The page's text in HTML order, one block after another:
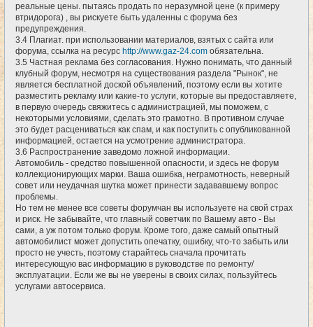
реальные цены. пытаясь продать по неразумной цене (к примеру
втридорога) , вы рискуете быть удаленны с форума без
предупреждения.
3.4 Плагиат. при использовании материалов, взятых с сайта или
форума, ссылка на ресурс http://www.gaz-24.com обязательна.
3.5 Частная реклама без согласования. Нужно понимать, что данный
клубный форум, несмотря на существования раздела "Рынок", не
является бесплатной доской объявлений, поэтому если вы хотите
разместить рекламу или какие-то услуги, которые вы предоставляете,
в первую очередь свяжитесь с администрацией, мы поможем, с
некоторыми условиями, сделать это грамотно. В противном случае
это будет расцениваться как спам, и как поступить с опубликованной
информацией, остается на усмотрение администратора.
3.6 Распространение заведомо ложной информации.
Автомобиль - средство повышенной опасности, и здесь не форум
коллекционирующих марки. Ваша ошибка, неграмотность, неверный
совет или неудачная шутка может принести задававшему вопрос
проблемы.
Но тем не менее все советы форумчан вы используете на свой страх
и риск. Не забывайте, что главный советчик по Вашему авто - Вы
сами, а уж потом только форум. Кроме того, даже самый опытный
автомобилист может допустить опечатку, ошибку, что-то забыть или
просто не учесть, поэтому старайтесь сначала прочитать
интересующую вас информацию в руководстве по ремонту/
эксплуатации. Если же вы не уверены в своих силах, пользуйтесь
услугами автосервиса.